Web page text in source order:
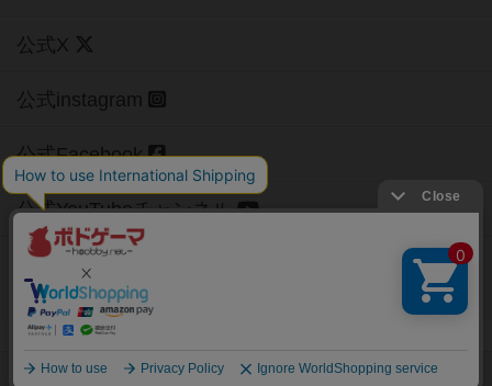
公式X
公式instagram
公式Facebook
公式YouTubeチャンネル